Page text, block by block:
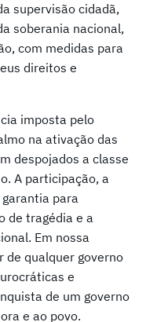
supervisão cidadã,
soberania nacional,
com medidas para
direitos e
imposta pelo
na ativação das
despojados a classe
A participação, a
para
de tragédia e a
Em nossa
de qualquer governo
e
de um governo
e ao povo.